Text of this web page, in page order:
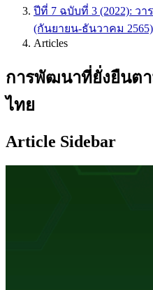
ปีที่ 7 ฉบับที่ 3 (2022): ว
(กันยายน-ธันวาคม 2565)
Articles
การพัฒนาที่ยั่งยืนต
ไทย
Article Sidebar